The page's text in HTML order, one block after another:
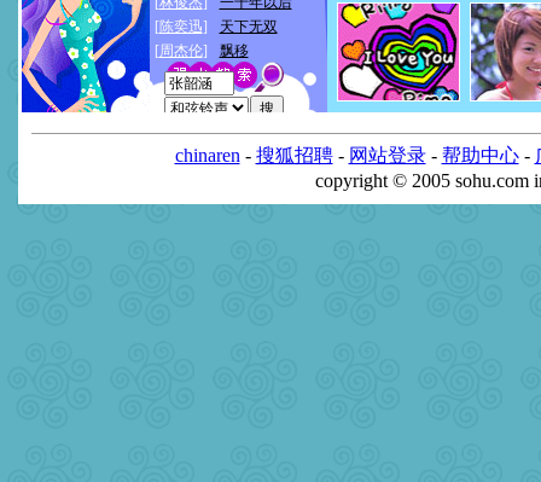
chinaren - 搜狐招聘- 网站登录- 帮助中心-
copyright © 2005 sohu.com